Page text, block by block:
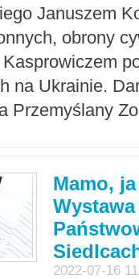
Januszem
obrony
na Ukrainie.
Przemyślany
Mamo,
2022-07-16